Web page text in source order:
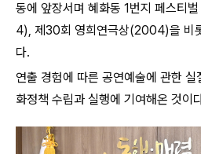
동에 앞장서며 혜화동 1번지 페스티
4), 제30회 영희연극상(2004)을 비
다.
연출 경험에 따른 공연예술에 관한
화정책 수립과 실행에 기여해온 것이